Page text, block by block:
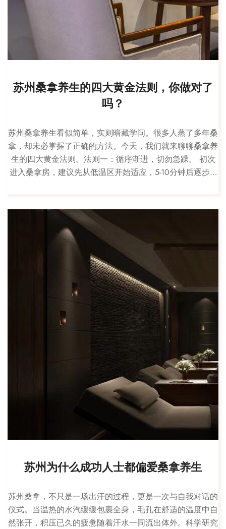
苏州桑拿养生的四大黄金法则，你做对了
吗？
苏州桑拿养生看似简单，实则暗藏学问。很多人蒸了多年桑
拿，却未必掌握了正确的方法。今天，我们就来聊聊桑拿养
生的四大黄金法则。法则一：循序渐进，切勿急躁。 初次
进入桑拿房，建议先从低温区开始适应，5-10分钟后逐步…
苏州为什么成功人士都偏爱桑拿养生
苏州桑拿，不只是一场出汗的过程，更是一次与自我对话的
仪式。当温热的水汽缓缓包裹全身，毛孔在舒适的温度中自
然张开，积压已久的疲惫随着汗水一同流出体外。科学研究